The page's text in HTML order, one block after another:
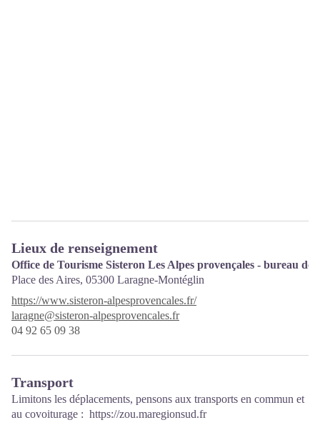
Lieux de renseignement
Office de Tourisme Sisteron Les Alpes provençales - bureau de
Place des Aires, 05300 Laragne-Montéglin
https://www.sisteron-alpesprovencales.fr/
laragne@sisteron-alpesprovencales.fr
04 92 65 09 38
Transport
Limitons les déplacements, pensons aux transports en commun et
au covoiturage : https://zou.maregionsud.fr